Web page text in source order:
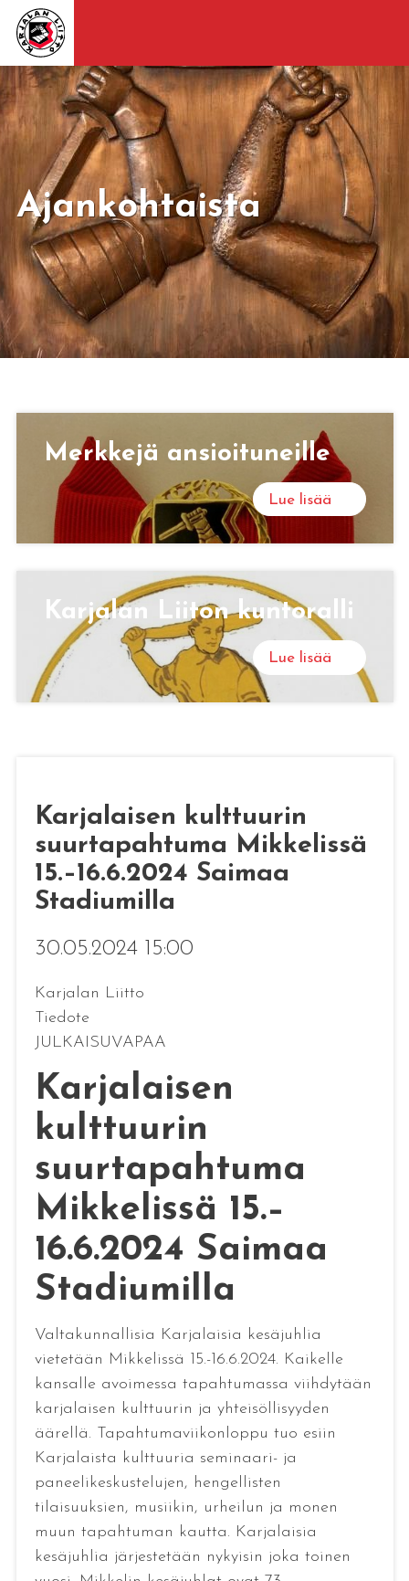
Ajankohtaista
Merk­ke­jä an­sioi­tu­neil­le
Lue lisää
Kar­ja­lan Lii­ton kun­to­ral­li
Lue lisää
Karjalaisen kulttuurin
suurtapahtuma Mikkelissä
15.–16.6.2024 Saimaa
Stadiumilla
30.05.2024 15:00
Karjalan Liitto
Tiedote
JULKAISUVAPAA
Karjalaisen
kulttuurin
suurtapahtuma
Mikkelissä 15.–
16.6.2024 Saimaa
Stadiumilla
Valtakunnallisia Karjalaisia kesäjuhlia
vietetään Mikkelissä 15.-16.6.2024. Kaikelle
kansalle avoimessa tapahtumassa viihdytään
karjalaisen kulttuurin ja yhteisöllisyyden
äärellä. Tapahtumaviikonloppu tuo esiin
Karjalaista kulttuuria seminaari- ja
paneelikeskustelujen, hengellisten
tilaisuuksien, musiikin, urheilun ja monen
muun tapahtuman kautta. Karjalaisia
kesäjuhlia järjestetään nykyisin joka toinen